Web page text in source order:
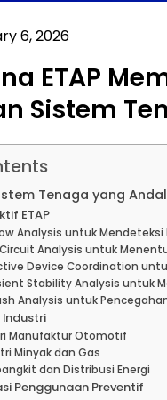
6, 2026
ETAP
Sistem
Tenaga yang
ETAP
Analysis untuk
Analysis untuk
Device Coordination
Stability Analysis untuk
Analysis untuk
Industri
Manufaktur Otomotif
Minyak dan Gas
dan Distribusi Energi
Penggunaan Preventif